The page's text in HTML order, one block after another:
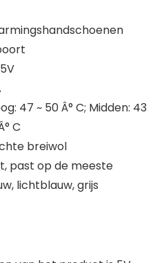
47 ~ 50 Â° C; Midden: 43
C
breiwol
past op de meeste
lichtblauw, grijs